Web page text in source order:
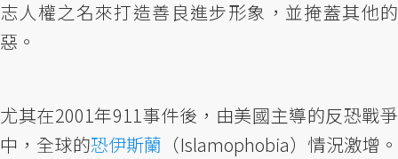
志人權之名來打造善良進步形象，並掩蓋其他的
惡。
尤其在2001年911事件後，由美國主導的反恐戰爭
中，全球的恐伊斯蘭 （Islamophobia）情況激增。